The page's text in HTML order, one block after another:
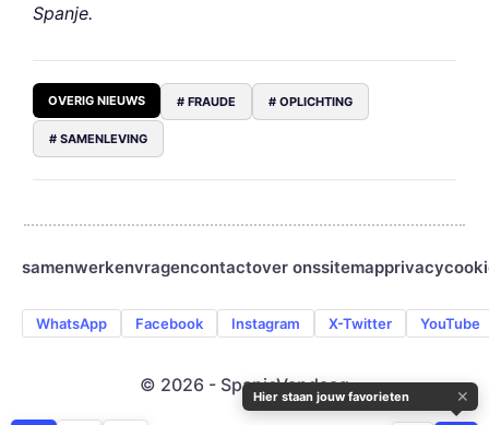
Spanje.
OVERIG NIEUWS # FRAUDE # OPLICHTING
# SAMENLEVING
samenwerkenvragencontactover onssitemapprivacy
WhatsApp Facebook Instagram X-Twitter YouTube
© 2026 - SpanjeVandaag
Hier staan jouw favorieten ✕